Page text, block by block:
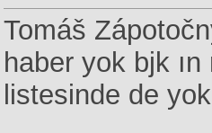
Tomáš
haber yok bjk
listesinde de